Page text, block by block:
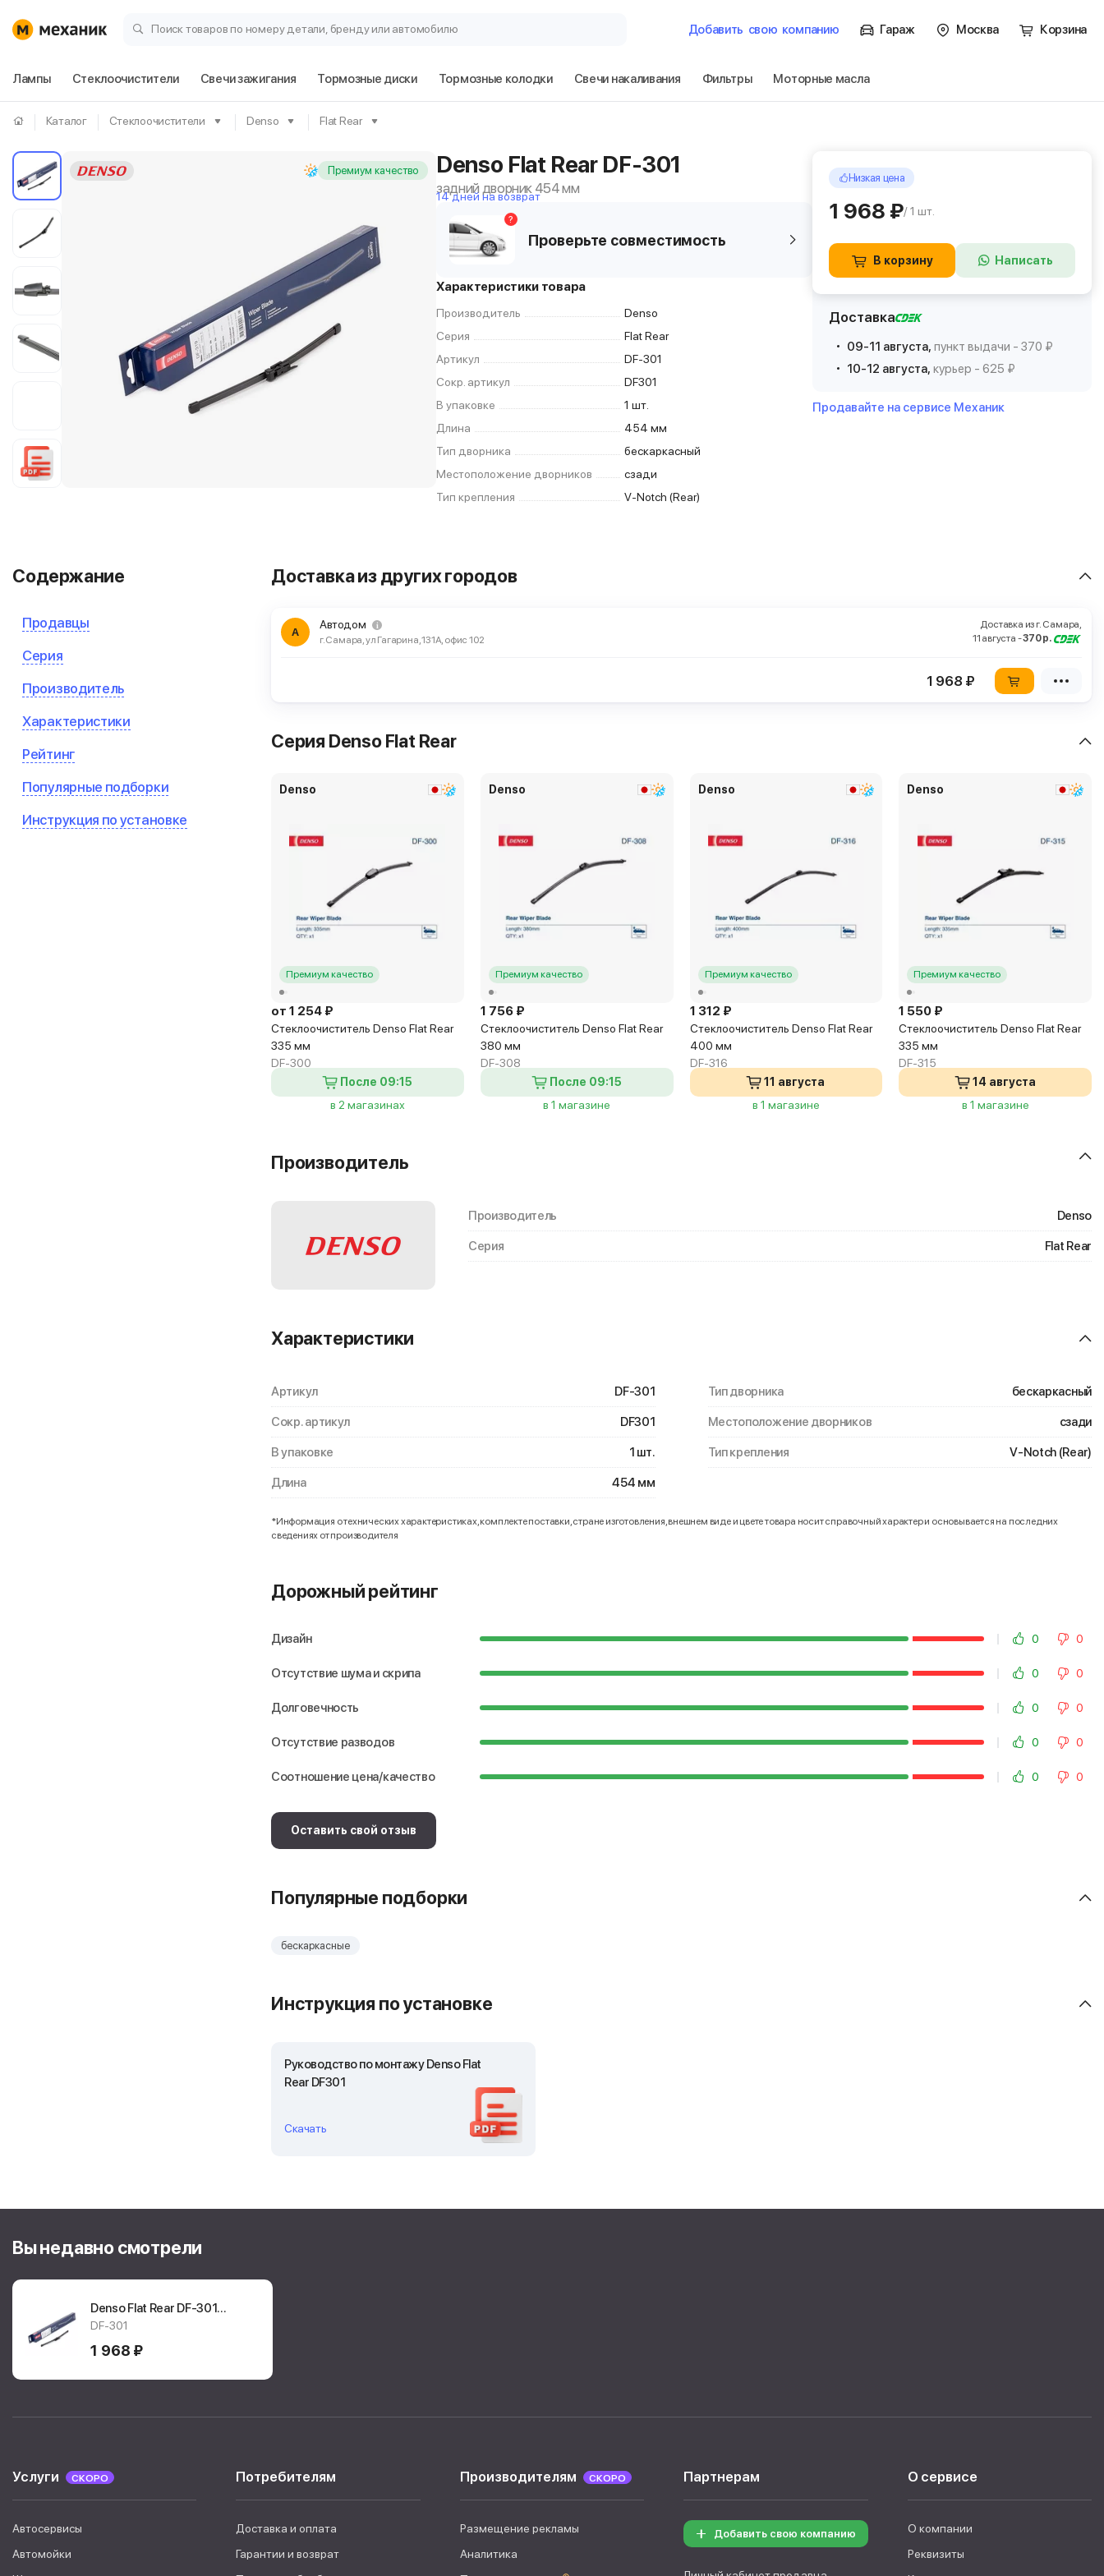
Поиск товаров по номеру детали, бренду или автомобилю Добавить свою компанию Гараж Москва Корзина
Лампы Стеклоочистители Свечи зажигания Тормозные диски Тормозные колодки Свечи накаливания Фильтры Моторные масла
Каталог Стеклоочистители Denso Flat Rear
Премиум качество Denso Flat Rear DF-301
задний дворник 454 мм
14 дней на возврат
Проверьте совместимость
?
Характеристики товара
Производитель
Denso
Серия
Flat Rear
Артикул
DF-301
Сокр. артикул
DF301
В упаковке
1 шт.
Длина
454 мм
Тип дворника
бескаркасный
Местоположение дворников
сзади
Тип крепления
V-Notch (Rear)
Низкая цена
1 968 ₽/ 1 шт.
В корзину Написать
Доставка
09-11 августа, пункт выдачи - 370 ₽
10-12 августа, курьер - 625 ₽
Продавайте на сервисе Механик
Содержание
Продавцы
Серия
Производитель
Характеристики
Рейтинг
Популярные подборки
Инструкция по установке
Доставка из других городов
А
Автодом
г. Самара, ул Гагарина, 131А, офис 102
Доставка из г. Самара,
11 августа -370 р.
1 968 ₽
Серия Denso Flat Rear
Denso
Премиум качество
от 1 254 ₽
Стеклоочиститель Denso Flat Rear
335 мм
DF-300
После 09:15
в 2 магазинах
Denso
Премиум качество
1 756 ₽
Стеклоочиститель Denso Flat Rear
380 мм
DF-308
После 09:15
в 1 магазине
Denso
Премиум качество
1 312 ₽
Стеклоочиститель Denso Flat Rear
400 мм
DF-316
11 августа
в 1 магазине
Denso
Премиум качество
1 550 ₽
Стеклоочиститель Denso Flat Rear
335 мм
DF-315
14 августа
в 1 магазине
Производитель
Производитель Denso
Серия Flat Rear
Характеристики
Артикул DF-301
Сокр. артикул DF301
В упаковке 1 шт.
Длина 454 мм
Тип дворника бескаркасный
Местоположение дворников сзади
Тип крепления V-Notch (Rear)
*Информация о технических характеристиках, комплекте поставки, стране изготовления, внешнем виде и цвете товара носит справочный характер и основывается на последних
сведениях от производителя
Дорожный рейтинг
Дизайн 0 0
Отсутствие шума и скрипа 0 0
Долговечность 0 0
Отсутствие разводов 0 0
Соотношение цена/качество 0 0
Оставить свой отзыв
Популярные подборки
бескаркасные
Инструкция по установке
Руководство по монтажу Denso Flat
Rear DF301
Скачать
Вы недавно смотрели
Denso Flat Rear DF-301
задний дворник
DF-301
1 968 ₽
Услуги СКОРО
Автосервисы
Автомойки
Потребителям
Доставка и оплата
Гарантии и возврат
Производителям СКОРО
Размещение рекламы
Аналитика
Партнерам
Добавить свою компанию
О сервисе
О компании
Реквизиты